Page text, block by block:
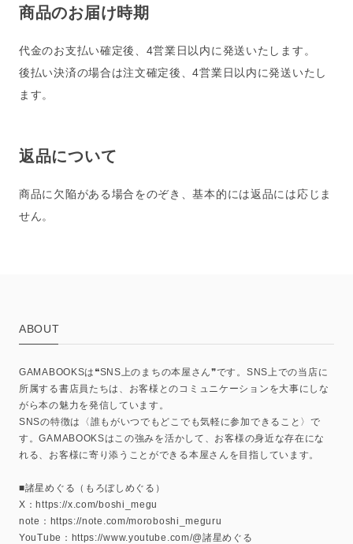
商品のお届け時期
代金のお支払い確定後、4営業日以内に発送いたします。
後払い決済の場合は注文確定後、4営業日以内に発送いたし
ます。
返品について
商品に欠陥がある場合をのぞき、基本的には返品には応じま
せん。
ABOUT
GAMABOOKSは❝SNS上のまちの本屋さん❞です。SNS上での当店に
所属する書店員たちは、お客様とのコミュニケーションを大事にしな
がら本の魅力を発信しています。
SNSの特徴は〈誰もがいつでもどこでも気軽に参加できること〉で
す。GAMABOOKSはこの強みを活かして、お客様の身近な存在にな
れる、お客様に寄り添うことができる本屋さんを目指しています。
■諸星めぐる（もろぼしめぐる）
X：https://x.com/boshi_megu
note：https://note.com/moroboshi_meguru
YouTube：https://www.youtube.com/@諸星めぐる